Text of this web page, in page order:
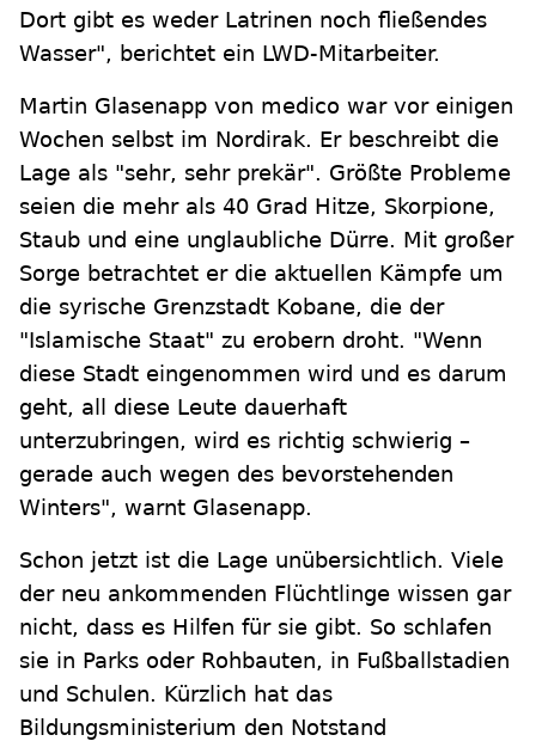
Dort gibt es weder Latrinen noch fließendes
Wasser", berichtet ein LWD-Mitarbeiter.
Martin Glasenapp von medico war vor einigen
Wochen selbst im Nordirak. Er beschreibt die
Lage als "sehr, sehr prekär". Größte Probleme
seien die mehr als 40 Grad Hitze, Skorpione,
Staub und eine unglaubliche Dürre. Mit großer
Sorge betrachtet er die aktuellen Kämpfe um
die syrische Grenzstadt Kobane, die der
"Islamische Staat" zu erobern droht. "Wenn
diese Stadt eingenommen wird und es darum
geht, all diese Leute dauerhaft
unterzubringen, wird es richtig schwierig –
gerade auch wegen des bevorstehenden
Winters", warnt Glasenapp.
Schon jetzt ist die Lage unübersichtlich. Viele
der neu ankommenden Flüchtlinge wissen gar
nicht, dass es Hilfen für sie gibt. So schlafen
sie in Parks oder Rohbauten, in Fußballstadien
und Schulen. Kürzlich hat das
Bildungsministerium den Notstand